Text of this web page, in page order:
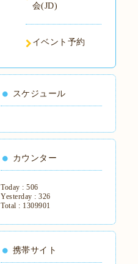
会(JD)
イベント予約
スケジュール
カウンター
Today : 506
Yesterday : 326
Total : 1309901
携帯サイト